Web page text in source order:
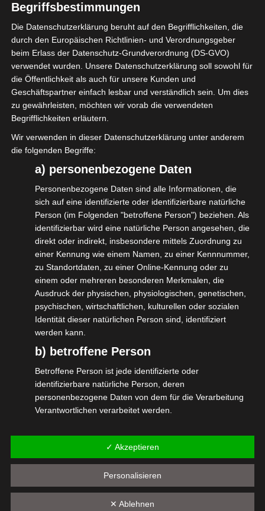
Stand A1, direkt am Eingang des
Fachmessezeltes.
Vortragsprogamm:
14.30 – 14.45 Uhr:
Beschäftigungsverhältnisse und Vergütung:
Aktuelle Trends und Herausforderungen
(isdv e.V. & VPLT e.V.)
15.30. – 15.45 Uhr: Arbeitszeitgesetz und
dich bedeuten (isdv e.V.)
16.30 – 16.45 Uhr: Pflicht zur eRechnung: Wo
besteht Handlungsbedarf? (isdv e.V.)
Ein weiterer, spannender Vortrag erwartet
euch bereits zwischen 13.30 – 13.45 Uhr.
Dieser wird gehalten von Randell Greenlee
(VPLT e.V.):
Updates zu Normen und Gesetzen in der
Veranstaltungstechnik
Wir freuen uns auf Euren Besuch!
#Selbständig #Veranstaltungswirtschaft
Begriffsbestimmungen
Die Datenschutzerklärung beruht auf den Begrifflichkeiten, die
durch den Europäischen Richtlinien- und Verordnungsgeber
beim Erlass der Datenschutz-Grundverordnung (DS-GVO)
verwendet wurden. Unsere Datenschutzerklärung soll sowohl für
die Öffentlichkeit als auch für unsere Kunden und
Geschäftspartner einfach lesbar und verständlich sein. Um dies
zu gewährleisten, möchten wir vorab die verwendeten
Begrifflichkeiten erläutern.
Wir verwenden in dieser Datenschutzerklärung unter anderem
die folgenden Begriffe:
a) personenbezogene Daten
Personenbezogene Daten sind alle Informationen, die
sich auf eine identifizierte oder identifizierbare natürliche
Person (im Folgenden "betroffene Person") beziehen. Als
identifizierbar wird eine natürliche Person angesehen, die
direkt oder indirekt, insbesondere mittels Zuordnung zu
einer Kennung wie einem Namen, zu einer Kennnummer,
zu Standortdaten, zu einer Online-Kennung oder zu
einem oder mehreren besonderen Merkmalen, die
Ausdruck der physischen, physiologischen, genetischen,
psychischen, wirtschaftlichen, kulturellen oder sozialen
Identität dieser natürlichen Person sind, identifiziert
werden kann.
b) betroffene Person
Betroffene Person ist jede identifizierte oder
identifizierbare natürliche Person, deren
personenbezogene Daten von dem für die Verarbeitung
Verantwortlichen verarbeitet werden.
Verarbeitung ist jeder mit oder ohne Hilfe automatisierter
Verfahren ausgeführte Vorgang oder jede solche
Vorgangsreihe im Zusammenhang mit
personenbezogenen Daten wie das Erheben, das
Erfassen, die Organisation, das Ordnen, die Speicherung,
✓ Akzeptieren
Personalisieren
✕ Ablehnen